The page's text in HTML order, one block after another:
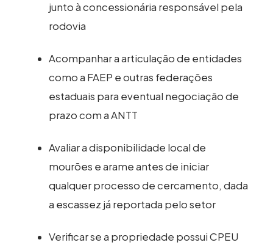
junto à concessionária responsável pela
rodovia
Acompanhar a articulação de entidades
como a FAEP e outras federações
estaduais para eventual negociação de
prazo com a ANTT
Avaliar a disponibilidade local de
mourões e arame antes de iniciar
qualquer processo de cercamento, dada
a escassez já reportada pelo setor
Verificar se a propriedade possui CPEU